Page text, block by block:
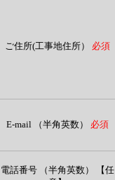
ご住所(工事地住所） 必須
E-mail （半角英数） 必須
電話番号 （半角英数）
【任